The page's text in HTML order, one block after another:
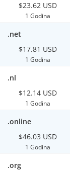
$23.62 USD
1 Godina
.net
$17.81 USD
1 Godina
.nl
$12.14 USD
1 Godina
.online
$46.03 USD
1 Godina
.org